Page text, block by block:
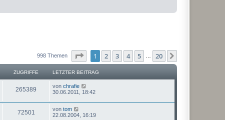
998 Themen Seite von20
1 2 3 4 5 20
ZUGRIFFE LETZTER BEITRAG
265389 von chrafie
30.06.2011, 18:42
72501 von tom
22.08.2004, 16:19